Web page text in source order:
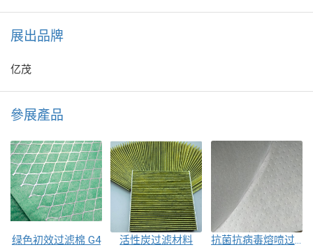
展出品牌
亿茂
參展產品
绿色初效过滤棉 G4 活性炭过滤材料 抗菌抗病毒熔喷过滤材料